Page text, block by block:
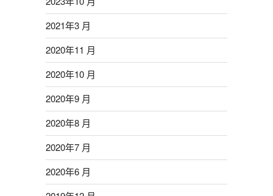
2021年3 月
2020年11 月
2020年10 月
2020年9 月
2020年8 月
2020年7 月
2020年6 月